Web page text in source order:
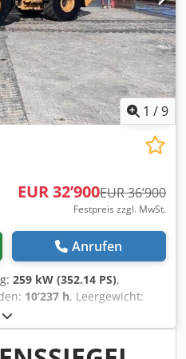
1 /9
EUR 32’900EUR 36’900
Festpreis zzgl. MwSt.
Anrufen
259 kW (352.14 PS),
10’237 h, Leergewicht:
Emal Jaweed, um weitere
/ Wheel Loader, Case
2014, Betriebsstunden /